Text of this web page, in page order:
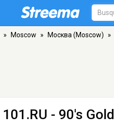
» Moscow » Москва (Moscow) »
101.RU - 90's Gold